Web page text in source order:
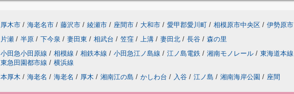
厚木市 / 海老名市 / 藤沢市 / 綾瀬市 / 座間市 / 大和市 / 愛甲郡愛川町 / 相模原市中央区 / 伊勢原市
片瀬 / 半原 / 下今泉 / 妻田東 / 相武台 / 笠窪 / 上溝 / 妻田北 / 長谷 / 森の里
小田急小田原線 / 相模線 / 相鉄本線 / 小田急江ノ島線 / 江ノ島電鉄 / 湘南モノレール / 東海道本線
東急田園都市線 / 横浜線
本厚木 / 海老名 / 海老名 / 厚木 / 湘南江の島 / かしわ台 / 入谷 / 江ノ島 / 湘南海岸公園 / 座間